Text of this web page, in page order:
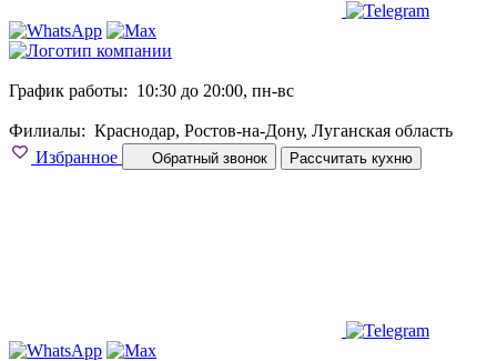
График работы: 10:30 до 20:00, пн-вс
Филиалы: Краснодар, Ростов-на-Дону, Луганская область
Избранное
Обратный звонок Рассчитать кухню